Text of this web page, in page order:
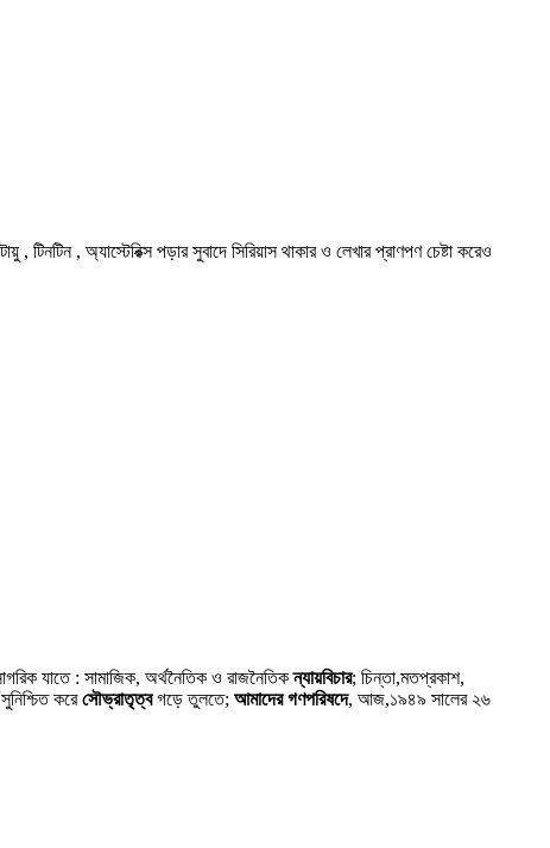
টিনটিন , অ্যাস্টেরিক্স পড়ার সুবাদে সিরিয়াস থাকার ও লেখার প্রাণপণ চেষ্টা করেও
যাতে : সামাজিক, অর্থনৈতিক ও রাজনৈতিকন্যায়বিচার; চিন্তা,মতপ্রকাশ,
করেসৌভ্রাতৃত্বগড়ে তুলতে; আমাদের গণপরিষদে, আজ,১৯৪৯ সালের ২৬